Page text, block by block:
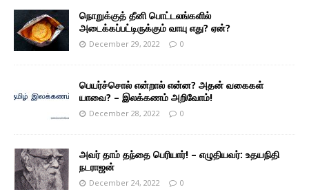
நொறுக்குத் தீனி பொட்டலங்களில்
அடைக்கப்பட்டிருக்கும் வாயு எது? ஏன்?
December 29, 2022 0
பெயர்ச்சொல் என்றால் என்ன? அதன் வகைகள்
யாவை? – இலக்கணம் அறிவோம்!
December 28, 2022 0
அவர் தாம் தந்தை பெரியார்! – எழுதியவர்: உதயநிதி
நடராஜன்
December 24, 2022 0